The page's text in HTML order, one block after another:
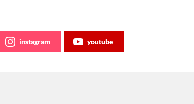
instagram youtube